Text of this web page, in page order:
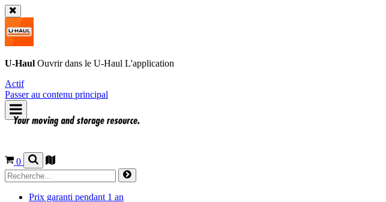
U-Haul Ouvrir dans le U-Haul L'application
Actif
Passer au contenu principal
0
Prix garanti pendant 1 an